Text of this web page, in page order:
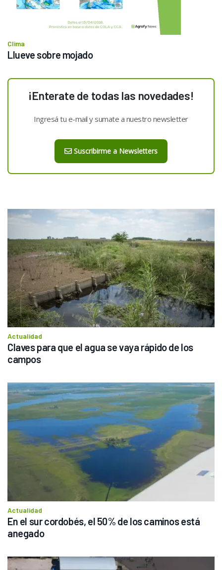
Clima
Llueve sobre mojado
¡Enterate de todas las novedades!
Ingresá tu e-mail y sumate a nuestro newsletter
Suscribirme a Newsletters
Actualidad
Claves para que el agua se vaya rápido de los
campos
Actualidad
En el sur cordobés, el 50% de los caminos está
anegado